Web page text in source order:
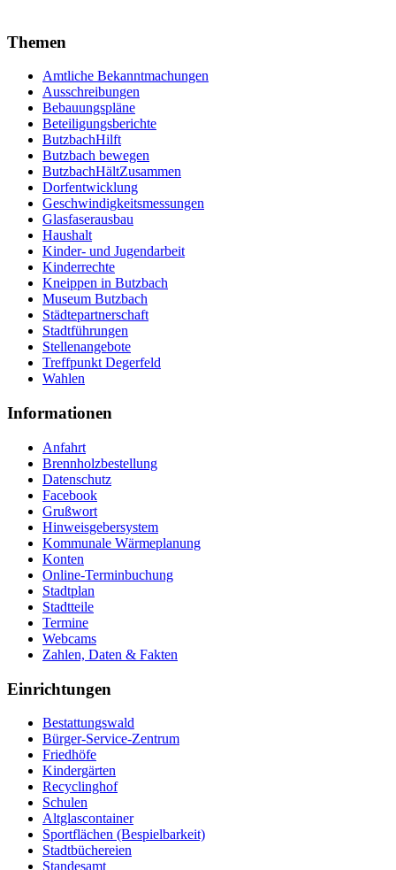
Themen
Amtliche Bekanntmachungen
Ausschreibungen
Bebauungspläne
Beteiligungsberichte
ButzbachHilft
Butzbach bewegen
ButzbachHältZusammen
Dorfentwicklung
Geschwindigkeitsmessungen
Glasfaserausbau
Haushalt
Kinder- und Jugendarbeit
Kinderrechte
Kneippen in Butzbach
Museum Butzbach
Städtepartnerschaft
Stadtführungen
Stellenangebote
Treffpunkt Degerfeld
Wahlen
Informationen
Anfahrt
Brennholzbestellung
Datenschutz
Facebook
Grußwort
Hinweisgebersystem
Kommunale Wärmeplanung
Konten
Online-Terminbuchung
Stadtplan
Stadtteile
Termine
Webcams
Zahlen, Daten & Fakten
Einrichtungen
Bestattungswald
Bürger-Service-Zentrum
Friedhöfe
Kindergärten
Recyclinghof
Schulen
Altglascontainer
Sportflächen (Bespielbarkeit)
Stadtbüchereien
Standesamt